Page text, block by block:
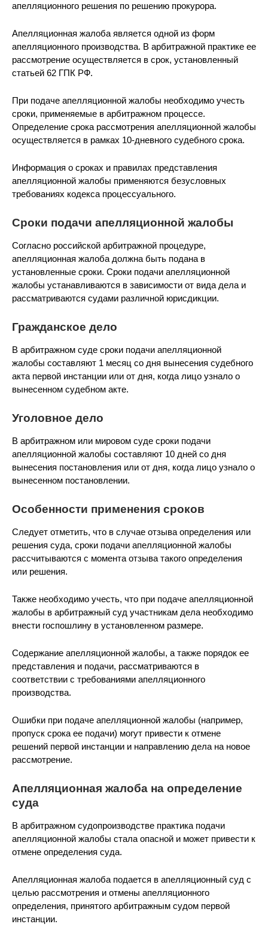
апелляционного решения по решению прокурора.
Апелляционная жалоба является одной из форм
апелляционного производства. В арбитражной практике ее
рассмотрение осуществляется в срок, установленный
статьей 62 ГПК РФ.
При подаче апелляционной жалобы необходимо учесть
сроки, применяемые в арбитражном процессе.
Определение срока рассмотрения апелляционной жалобы
осуществляется в рамках 10-дневного судебного срока.
Информация о сроках и правилах представления
апелляционной жалобы применяются безусловных
требованиях кодекса процессуального.
Сроки подачи апелляционной жалобы
Согласно российской арбитражной процедуре,
апелляционная жалоба должна быть подана в
установленные сроки. Сроки подачи апелляционной
жалобы устанавливаются в зависимости от вида дела и
рассматриваются судами различной юрисдикции.
Гражданское дело
В арбитражном суде сроки подачи апелляционной
жалобы составляют 1 месяц со дня вынесения судебного
акта первой инстанции или от дня, когда лицо узнало о
вынесенном судебном акте.
Уголовное дело
В арбитражном или мировом суде сроки подачи
апелляционной жалобы составляют 10 дней со дня
вынесения постановления или от дня, когда лицо узнало о
вынесенном постановлении.
Особенности применения сроков
Следует отметить, что в случае отзыва определения или
решения суда, сроки подачи апелляционной жалобы
рассчитываются с момента отзыва такого определения
или решения.
Также необходимо учесть, что при подаче апелляционной
жалобы в арбитражный суд участникам дела необходимо
внести госпошлину в установленном размере.
Содержание апелляционной жалобы, а также порядок ее
представления и подачи, рассматриваются в
соответствии с требованиями апелляционного
производства.
Ошибки при подаче апелляционной жалобы (например,
пропуск срока ее подачи) могут привести к отмене
решений первой инстанции и направлению дела на новое
рассмотрение.
Апелляционная жалоба на определение
суда
В арбитражном судопроизводстве практика подачи
апелляционной жалобы стала опасной и может привести к
отмене определения суда.
Апелляционная жалоба подается в апелляционный суд с
целью рассмотрения и отмены апелляционного
определения, принятого арбитражным судом первой
инстанции.